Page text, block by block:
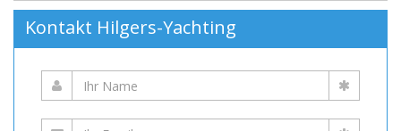
Kontakt Hilgers-Yachting